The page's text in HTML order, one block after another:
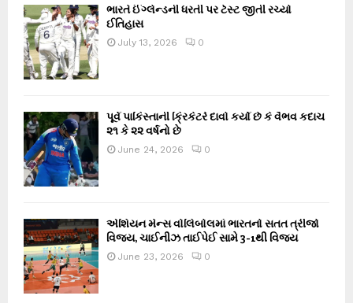
ભારતે ઈંગ્લેન્ડની ધરતી પર ટેસ્ટ જીતી રચ્યો
ઈતિહાસ
July 13, 2026 0
પૂર્વ પાકિસ્તાની ક્રિકેટરે દાવો કર્યો છે કે વૈભવ કદાચ
૨૧ કે ૨૨ વર્ષનો છે
June 24, 2026 0
એશિયન મેન્સ વોલિબોલમાં ભારતનો સતત ત્રીજો
વિજય, ચાઈનીઝ તાઈપેઈ સામે 3-1થી વિજય
June 23, 2026 0